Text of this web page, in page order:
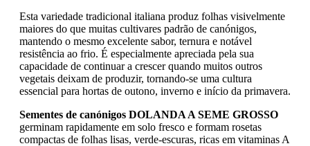
Esta variedade tradicional italiana produz folhas visivelmente
maiores do que muitas cultivares padrão de canónigos,
mantendo o mesmo excelente sabor, ternura e notável
resistência ao frio. É especialmente apreciada pela sua
capacidade de continuar a crescer quando muitos outros
vegetais deixam de produzir, tornando-se uma cultura
essencial para hortas de outono, inverno e início da primavera.
Sementes de canónigos DOLANDA A SEME GROSSO
germinam rapidamente em solo fresco e formam rosetas
compactas de folhas lisas, verde-escuras, ricas em vitaminas A